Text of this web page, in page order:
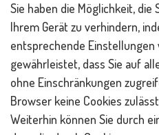
Sie haben die Möglichkeit,
Ihrem Gerät zu verhindern,
entsprechende
gewährleistet, dass Sie auf
ohne Einschränkungen
Browser keine Cookies
Weiterhin können Sie durch